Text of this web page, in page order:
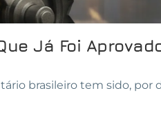
Já Foi
brasileiro tem sido, por